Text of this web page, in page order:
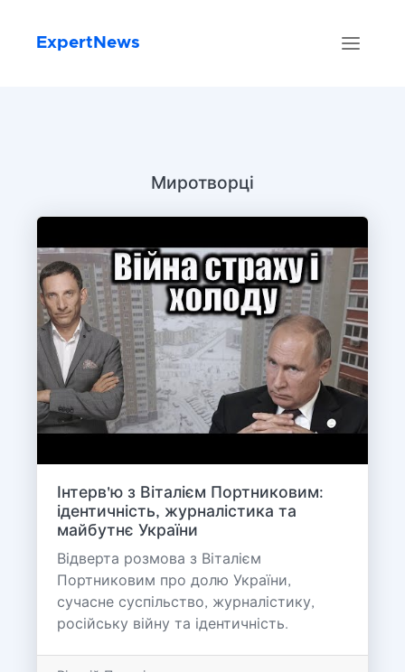
ExpertNews
Миротворці
Інтерв'ю з Віталієм Портниковим:
ідентичність, журналістика та
майбутнє України
Відверта розмова з Віталієм
Портниковим про долю України,
сучасне суспільство, журналістику,
російську війну та ідентичність.